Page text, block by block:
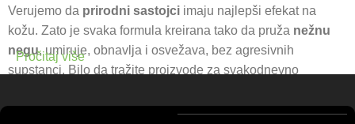
Verujemo da prirodni sastojci imaju najlepši efekat na
kožu. Zato je svaka formula kreirana tako da pruža nežnu
negu, umiruje, obnavlja i osvežava, bez agresivnih
supstanci. Bilo da tražite proizvode za svakodnevno
hidratantne losione, u našoj ponudi pronaći ćetekozmetiku
Pročitaj više